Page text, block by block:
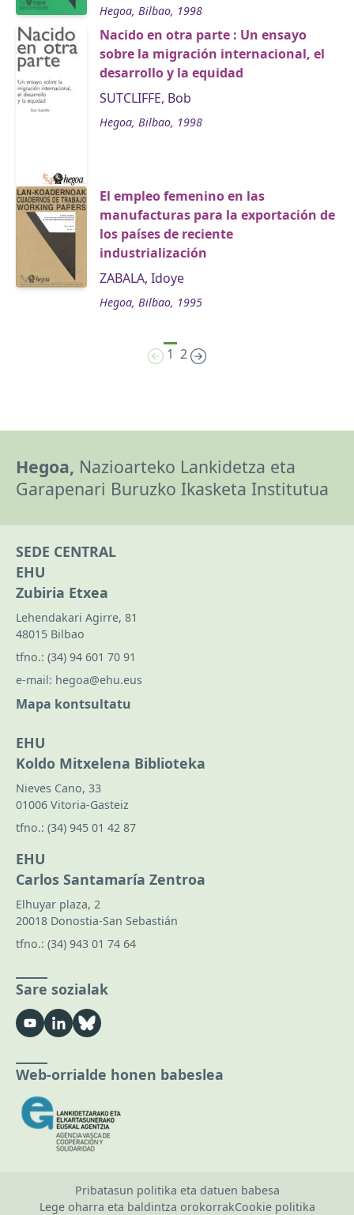
Hegoa, Bilbao, 1998
Nacido en otra parte : Un ensayo
sobre la migración internacional, el
desarrollo y la equidad
SUTCLIFFE, Bob
Hegoa, Bilbao, 1998
El empleo femenino en las
manufacturas para la exportación de
los países de reciente
industrialización
ZABALA, Idoye
Hegoa, Bilbao, 1995
1 2
Hegoa, Nazioarteko Lankidetza eta
Garapenari Buruzko Ikasketa Institutua
SEDE CENTRAL
EHU
Zubiria Etxea
Lehendakari Agirre, 81
48015 Bilbao
tfno.: (34) 94 601 70 91
e-mail: hegoa@ehu.eus
Mapa kontsultatu
EHU
Koldo Mitxelena Biblioteka
Nieves Cano, 33
01006 Vitoria-Gasteiz
tfno.: (34) 945 01 42 87
EHU
Carlos Santamaría Zentroa
Elhuyar plaza, 2
20018 Donostia-San Sebastián
tfno.: (34) 943 01 74 64
Sare sozialak
Web-orrialde honen babeslea
Pribatasun politika eta datuen babesa
Lege oharra eta baldintza orokorrakCookie politika